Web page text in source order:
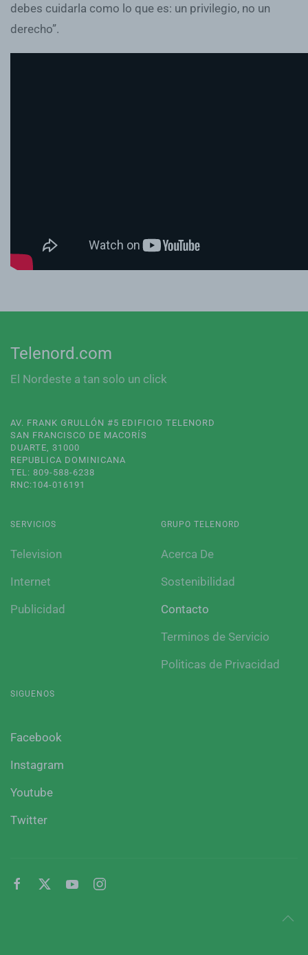
debes cuidarla como lo que es: un privilegio, no un
derecho”.
Telenord.com
El Nordeste a tan solo un click
AV. FRANK GRULLÓN #5 EDIFICIO TELENORD
SAN FRANCISCO DE MACORÍS
DUARTE, 31000
REPUBLICA DOMINICANA
TEL: 809-588-6238
RNC:104-016191
SERVICIOS
Television
Internet
Publicidad
GRUPO TELENORD
Acerca De
Sostenibilidad
Contacto
Terminos de Servicio
Politicas de Privacidad
SIGUENOS
Facebook
Instagram
Youtube
Twitter